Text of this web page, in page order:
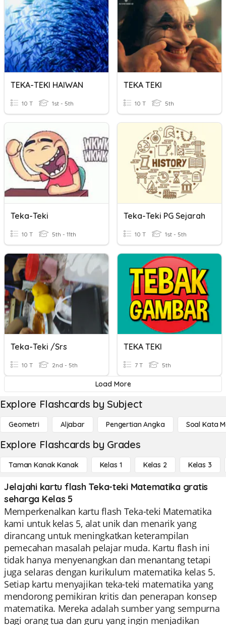
TEKA-TEKI HAIWAN
10 T 1st - 5th
TEKA TEKI
10 T 5th
Teka-Teki
10 T 5th - 11th
Teka-Teki PG Sejarah
10 T 1st - 5th
Teka-Teki /srs
10 T 2nd - 5th
TEKA TEKI
7 T 5th
Load More
Explore Flashcards by Subject
Geometri Aljabar Pengertian Angka Soal Kata
Explore Flashcards by Grades
Taman Kanak Kanak Kelas 1 Kelas 2 Kelas 3
Jelajahi kartu flash Teka-teki Matematika gratis
seharga Kelas 5
Memperkenalkan kartu flash Teka-teki Matematika
kami untuk kelas 5, alat unik dan menarik yang
dirancang untuk meningkatkan keterampilan
pemecahan masalah pelajar muda. Kartu flash ini
tidak hanya menyenangkan dan menantang tetapi
juga selaras dengan kurikulum matematika kelas 5.
Setiap kartu menyajikan teka-teki matematika yang
mendorong pemikiran kritis dan penerapan konsep
matematika. Mereka adalah sumber yang sempurna
bagi orang tua dan guru yang ingin menjadikan